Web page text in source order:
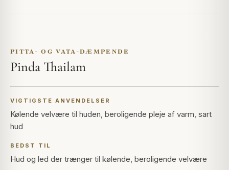
PITTA- OG VATA-DÆMPENDE
Pinda Thailam
VIGTIGSTE ANVENDELSER
Kølende velvære til huden, beroligende pleje af varm, sart
hud
BEDST TIL
Hud og led der trænger til kølende, beroligende velvære